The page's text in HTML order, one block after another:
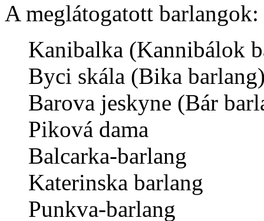
A meglátogatott barlangok:
Kanibalka (Kannibálok
Byci skála (Bika
Barova jeskyne (Bár
Piková dama
Balcarka-barlang
Katerinska barlang
Punkva-barlang